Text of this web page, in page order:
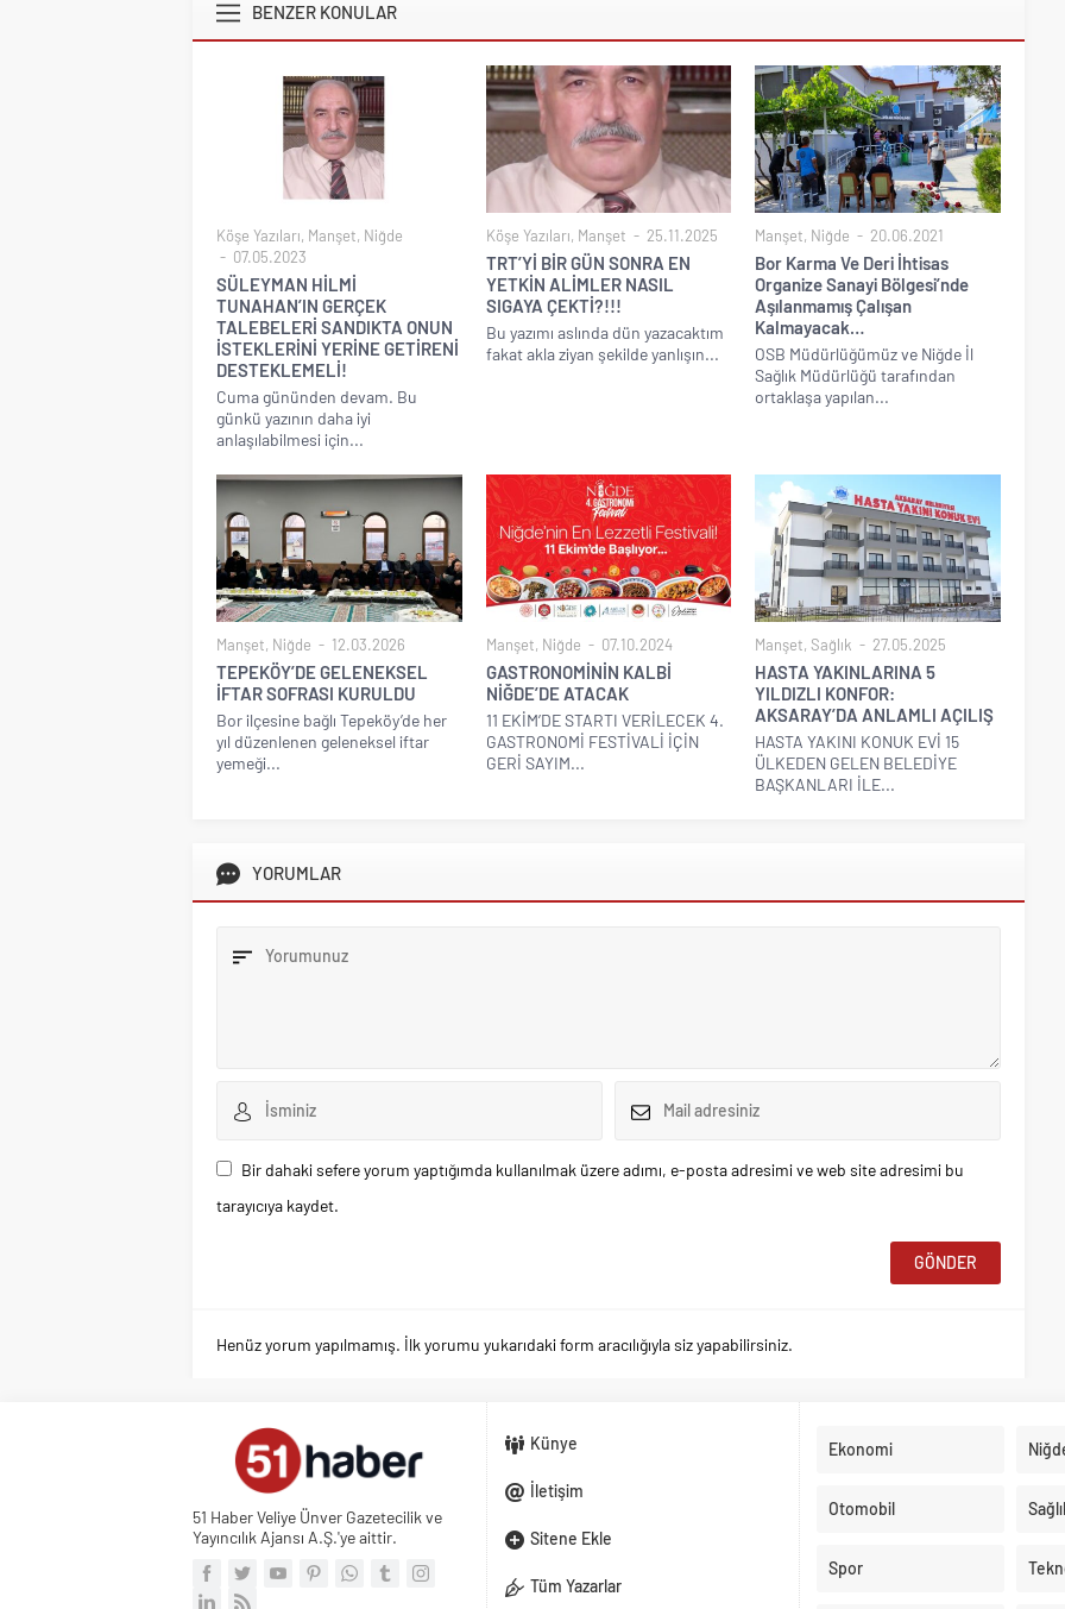
BENZER KONULAR
Köşe Yazıları, Manşet, Niğde
07.05.2023
SÜLEYMAN HİLMİ
TUNAHAN’IN GERÇEK
TALEBELERİ SANDIKTA ONUN
İSTEKLERİNİ YERİNE GETİRENİ
DESTEKLEMELİ!
Cuma gününden devam. Bu
günkü yazının daha iyi
anlaşılabilmesi için...
Köşe Yazıları, Manşet 25.11.2025
TRT’Yİ BİR GÜN SONRA EN
YETKİN ALİMLER NASIL
SIGAYA ÇEKTİ?!!!
Bu yazımı aslında dün yazacaktım
fakat akla ziyan şekilde yanlışın...
Manşet, Niğde 20.06.2021
Bor Karma Ve Deri İhtisas
Organize Sanayi Bölgesi’nde
Aşılanmamış Çalışan
Kalmayacak…
OSB Müdürlüğümüz ve Niğde İl
Sağlık Müdürlüğü tarafından
ortaklaşa yapılan...
Manşet, Niğde 12.03.2026
TEPEKÖY’DE GELENEKSEL
İFTAR SOFRASI KURULDU
Bor ilçesine bağlı Tepeköy’de her
yıl düzenlenen geleneksel iftar
yemeği...
Manşet, Niğde 07.10.2024
GASTRONOMİNİN KALBİ
NİĞDE’DE ATACAK
11 EKİM’DE STARTI VERİLECEK 4.
GASTRONOMİ FESTİVALİ İÇİN
GERİ SAYIM...
Manşet,Sağlık 27.05.2025
HASTA YAKINLARINA 5
YILDIZLI KONFOR:
AKSARAY’DA ANLAMLI AÇILIŞ
HASTA YAKINI KONUK EVİ 15
ÜLKEDEN GELEN BELEDİYE
BAŞKANLARI İLE...
YORUMLAR
Bir dahaki sefere yorum yaptığımda kullanılmak üzere adımı, e-posta adresimi ve web site adresimi bu
tarayıcıya kaydet.
Henüz yorum yapılmamış. İlk yorumu yukarıdaki form aracılığıyla siz yapabilirsiniz.
51 Haber Veliye Ünver Gazetecilik ve
Yayıncılık Ajansı A.Ş.'ye aittir.
Künye
İletişim
Sitene Ekle
Tüm Yazarlar
Ekonomi
Otomobil
Spor